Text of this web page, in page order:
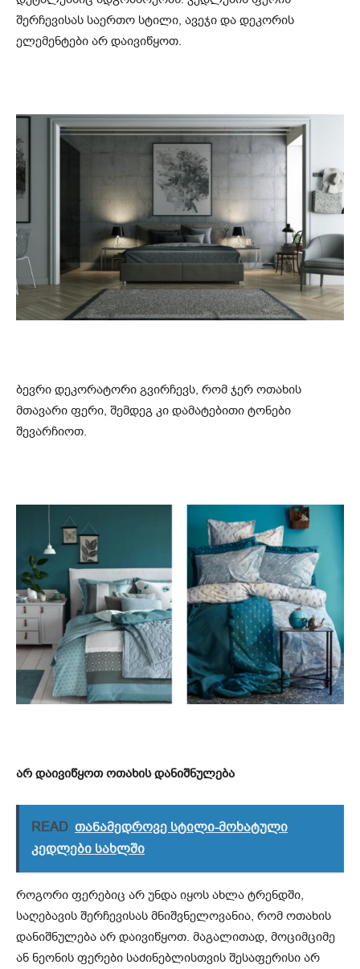
შერჩევისას საერთო სტილი, ავეჯი და დეკორის
ელემენტები არ დაივიწყოთ.
ბევრი დეკორატორი გვირჩევს, რომ ჯერ ოთახის
მთავარი ფერი, შემდეგ კი დამატებითი ტონები
შევარჩიოთ.
არ დაივიწყოთ ოთახის დანიშნულება
READ თანამედროვე სტილი-მოხატული
კედლები სახლში
როგორი ფერებიც არ უნდა იყოს ახლა ტრენდში,
საღებავის შერჩევისას მნიშვნელოვანია, რომ ოთახის
დანიშნულება არ დაივიწყოთ. მაგალითად, მოციმციმე
ან ნეონის ფერები საძინებლისთვის შესაფერისი არ